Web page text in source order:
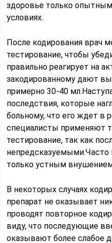
здоровье только
условиях.
После кодирования врач
тестирование, чтобы
правильно реагирует на
закодированному дают
примерно 30-40
последствия, которые
больному, что его ждет в
специалисты применяют
тестирование, так как
непредсказуемыми.Часто
только устным
В некоторых случаях
препарат не оказывает
проводят повторное
виду, что последующие
оказывают более слабое